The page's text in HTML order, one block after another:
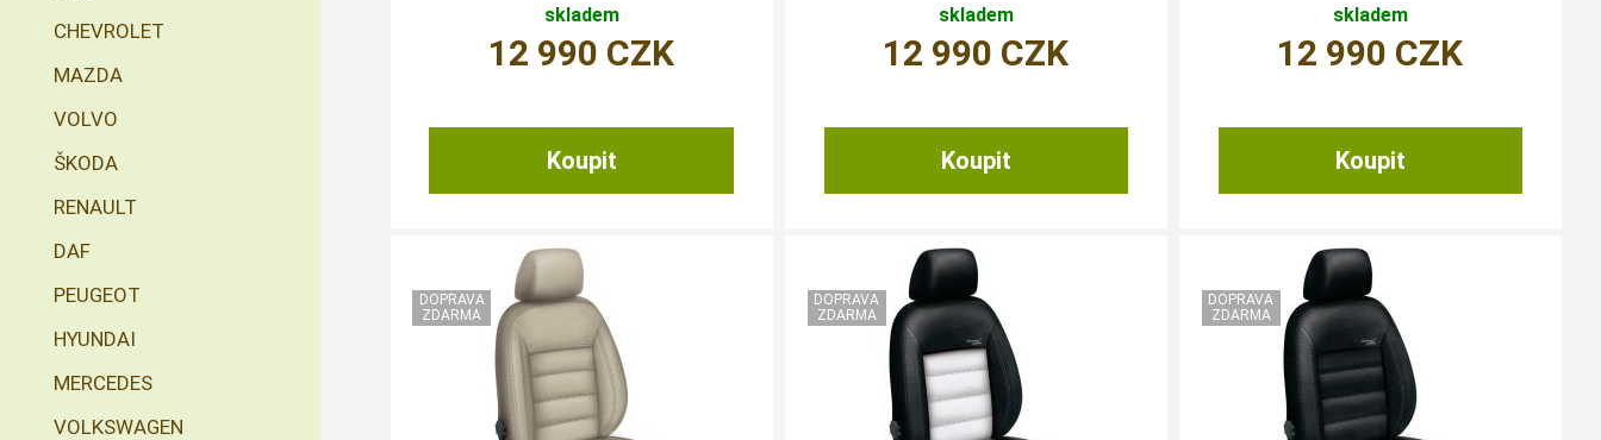
skladem
12 990 CZK
skladem
12 990 CZK
skladem
12 990 CZK
CHEVROLET
MAZDA
VOLVO
ŠKODA
RENAULT
DAF
PEUGEOT
HYUNDAI
MERCEDES
VOLKSWAGEN